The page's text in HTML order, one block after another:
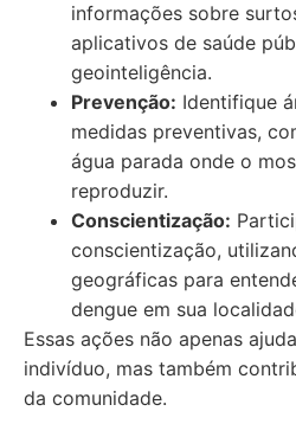
informações sobre
aplicativos de saúde
geointeligência.
Prevenção: Identifique
medidas preventivas,
água parada onde o
reproduzir.
Conscientização:
conscientização,
geográficas para
dengue em sua
Essas ações não apenas
indivíduo, mas também
da comunidade.